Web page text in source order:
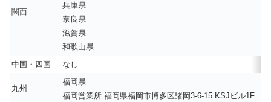
関西
兵庫県
奈良県
滋賀県
和歌山県
中国・四国
なし
九州
福岡県
福岡営業所 福岡県福岡市博多区諸岡3-6-15 KSJビル1F